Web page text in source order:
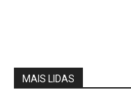
MAIS LIDAS